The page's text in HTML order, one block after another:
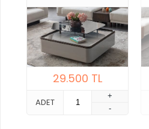
29.500 TL
ADET
+
-